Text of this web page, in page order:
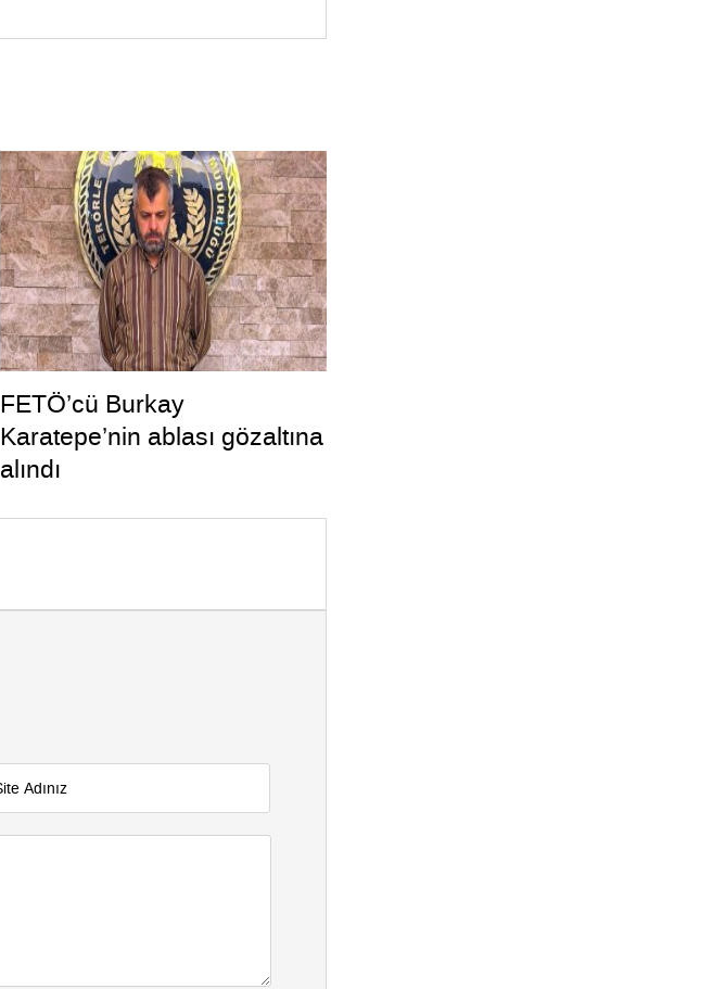
FETÖ’cü Burkay
Karatepe’nin ablası gözaltına
alındı